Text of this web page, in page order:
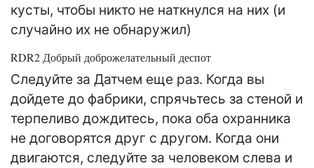
кусты, чтобы никто не наткнулся на них (и
случайно их не обнаружил)
RDR2 Добрый доброжелательный деспот
Следуйте за Датчем еще раз. Когда вы
дойдете до фабрики, спрячьтесь за стеной и
терпеливо дождитесь, пока оба охранника
не договорятся друг с другом. Когда они
двигаются, следуйте за человеком слева и